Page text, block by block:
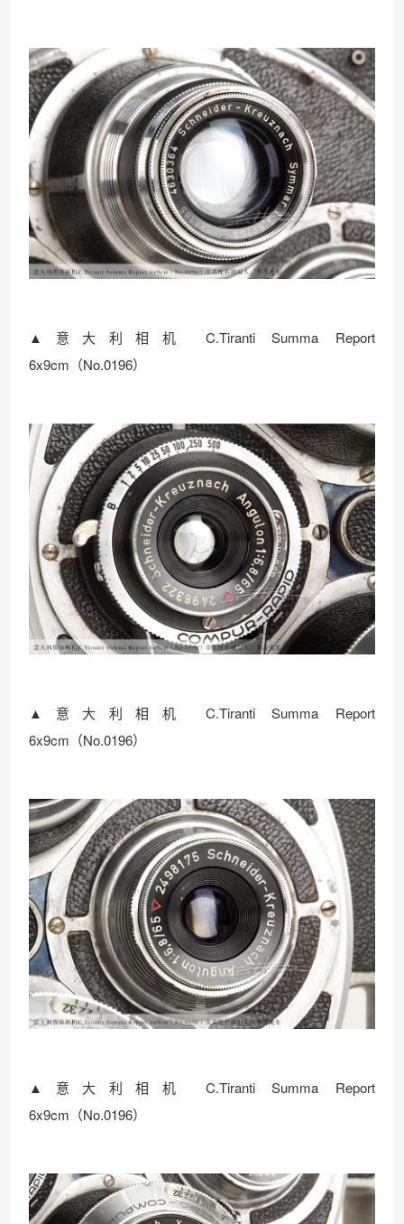
▲意大利相机 C.Tiranti Summa Report
6x9cm（No.0196）
▲意大利相机 C.Tiranti Summa Report
6x9cm（No.0196）
▲意大利相机 C.Tiranti Summa Report
6x9cm（No.0196）